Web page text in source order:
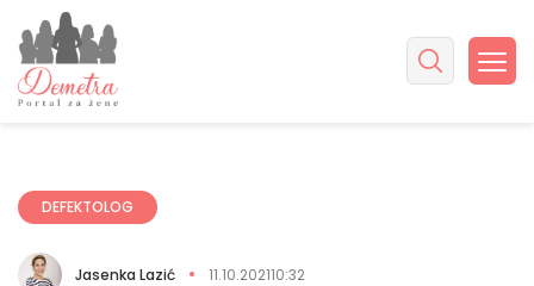
DEFEKTOLOG
Jasenka Lazić 11.10.202110:32